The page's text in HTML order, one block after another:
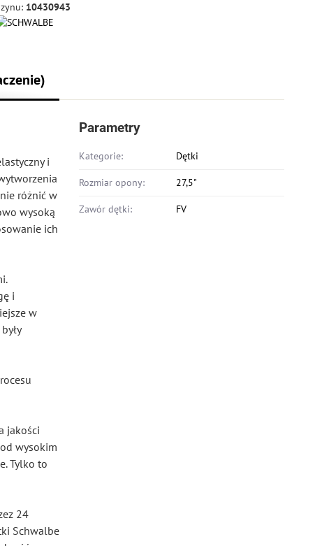
10430943
i
różnić w
wysoką
ich
i
w
jakości
wysokim
Tylko to
24
Schwalbe
Parametry
Kategorie: Dętki
Rozmiar opony: 27,5"
Zawór dętki: FV